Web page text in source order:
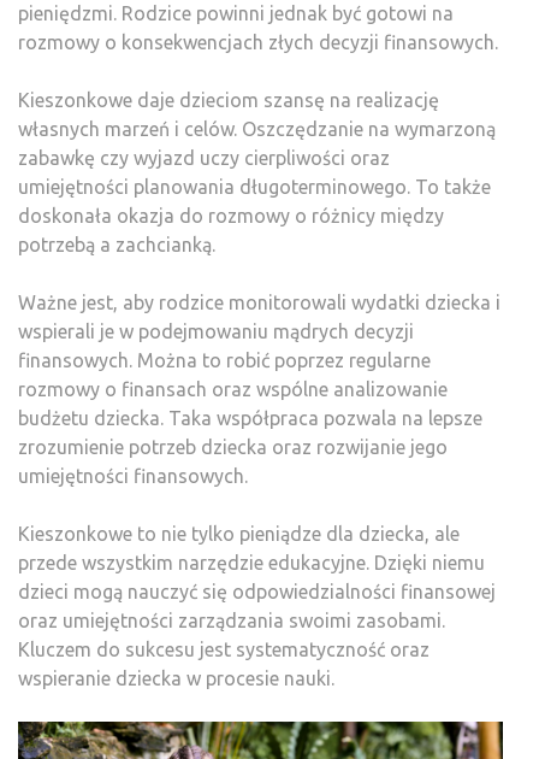
pieniędzmi. Rodzice powinni jednak być gotowi na
rozmowy o konsekwencjach złych decyzji finansowych.
Kieszonkowe daje dzieciom szansę na realizację
własnych marzeń i celów. Oszczędzanie na wymarzoną
zabawkę czy wyjazd uczy cierpliwości oraz
umiejętności planowania długoterminowego. To także
doskonała okazja do rozmowy o różnicy między
potrzebą a zachcianką.
Ważne jest, aby rodzice monitorowali wydatki dziecka i
wspierali je w podejmowaniu mądrych decyzji
finansowych. Można to robić poprzez regularne
rozmowy o finansach oraz wspólne analizowanie
budżetu dziecka. Taka współpraca pozwala na lepsze
zrozumienie potrzeb dziecka oraz rozwijanie jego
umiejętności finansowych.
Kieszonkowe to nie tylko pieniądze dla dziecka, ale
przede wszystkim narzędzie edukacyjne. Dzięki niemu
dzieci mogą nauczyć się odpowiedzialności finansowej
oraz umiejętności zarządzania swoimi zasobami.
Kluczem do sukcesu jest systematyczność oraz
wspieranie dziecka w procesie nauki.